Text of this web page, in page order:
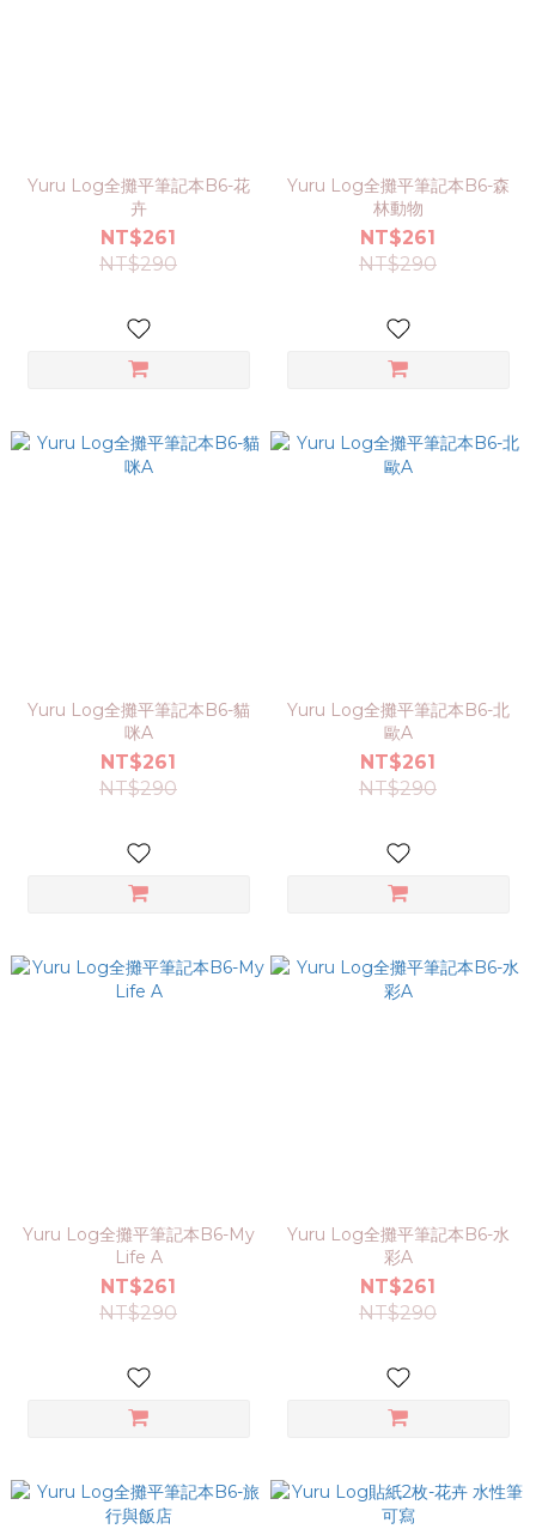
Yuru Log全攤平筆記本B6-花
卉
NT$261
NT$290
Yuru Log全攤平筆記本B6-森
林動物
NT$261
NT$290
Yuru Log全攤平筆記本B6-貓
咪A
NT$261
NT$290
Yuru Log全攤平筆記本B6-北
歐A
NT$261
NT$290
Yuru Log全攤平筆記本B6-My
Life A
NT$261
NT$290
Yuru Log全攤平筆記本B6-水
彩A
NT$261
NT$290